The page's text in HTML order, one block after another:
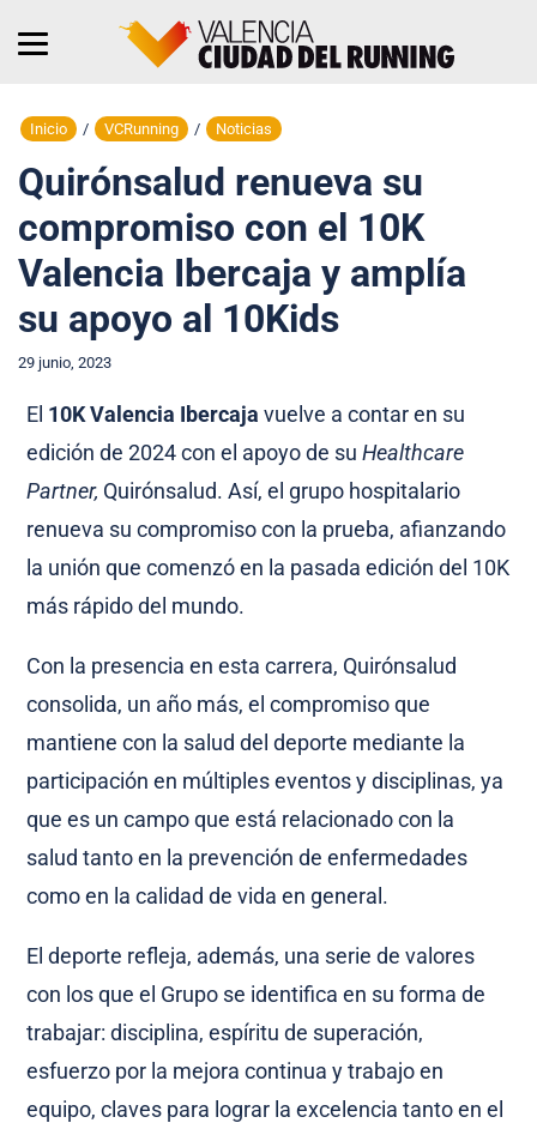
Inicio / VCRunning / Noticias
Quirónsalud renueva su
compromiso con el 10K
Valencia Ibercaja y amplía
su apoyo al 10Kids
29 junio, 2023
El 10K Valencia Ibercaja vuelve a contar en su
edición de 2024 con el apoyo de suHealthcare
Partner, Quirónsalud. Así, el grupo hospitalario
renueva su compromiso con la prueba, afianzando
la unión que comenzó en la pasada edición del 10K
más rápido del mundo.
Con la presencia en esta carrera, Quirónsalud
consolida, un año más, el compromiso que
mantiene con la salud del deporte mediante la
participación en múltiples eventos y disciplinas, ya
que es un campo que está relacionado con la
salud tanto en la prevención de enfermedades
como en la calidad de vida en general.
El deporte refleja, además, una serie de valores
con los que el Grupo se identifica en su forma de
trabajar: disciplina, espíritu de superación,
esfuerzo por la mejora continua y trabajo en
equipo, claves para lograr la excelencia tanto en el